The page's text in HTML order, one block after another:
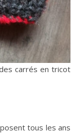
carrés en tricot
tous les ans